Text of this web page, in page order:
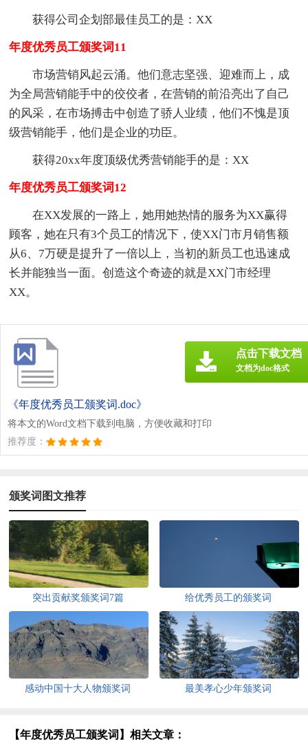
获得公司企划部最佳员工的是：XX
年度优秀员工颁奖词11
市场营销风起云涌。他们意志坚强、迎难而上，成
为全局营销能手中的佼佼者，在营销的前沿亮出了自己
的风采，在市场搏击中创造了骄人业绩，他们不愧是顶
级营销能手，他们是企业的功臣。
获得20xx年度顶级优秀营销能手的是：XX
年度优秀员工颁奖词12
在XX发展的一路上，她用她热情的服务为XX赢得
顾客，她在只有3个员工的情况下，使XX门市月销售额
从6、7万硬是提升了一倍以上，当初的新员工也迅速成
长并能独当一面。创造这个奇迹的就是XX门市经理
XX。
《年度优秀员工颁奖词.doc》
将本文的Word文档下载到电脑，方便收藏和打印
推荐度：
点击下载文档
文档为doc格式
颁奖词图文推荐
突出贡献奖颁奖词7篇 给优秀员工的颁奖词
感动中国十大人物颁奖词 最美孝心少年颁奖词
【年度优秀员工颁奖词】相关文章：